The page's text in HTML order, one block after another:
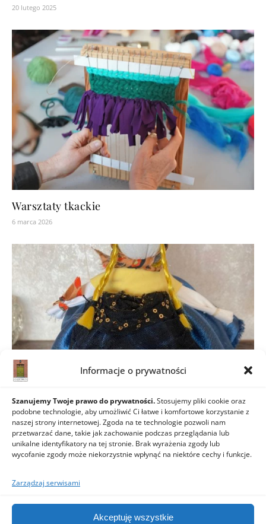
Informacje o prywatności
Szanujemy Twoje prawo do prywatności.Stosujemy pliki cookie oraz
podobne technologie, aby umożliwić Ci łatwe i komfortowe korzystanie z
naszej strony internetowej. Zgoda na te technologie pozwoli nam
przetwarzać dane, takie jak zachowanie podczas przeglądania lub
unikalne identyfikatory na tej stronie. Brak wyrażenia zgody lub
wycofanie zgody może niekorzystnie wpłynąć na niektóre cechy i funkcje.
Zarządzaj serwisami
Akceptuję wszystkie
20 lutego 2025
Warsztaty tkackie
6 marca 2026
Inwazja
25 lutego 2022